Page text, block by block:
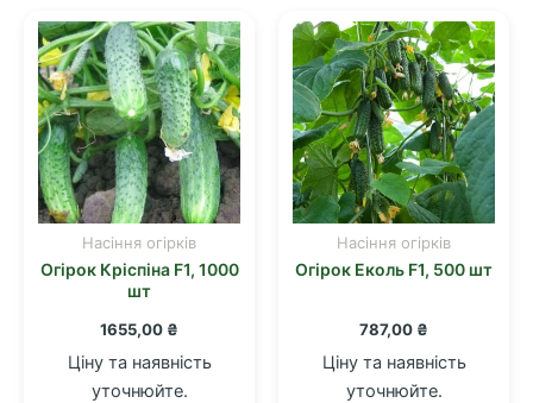
Насіння огірків
Огірок Кріспіна F1, 1000
шт
1655,00 ₴
Ціну та наявність
уточнюйте.
Насіння огірків
Огірок Еколь F1, 500 шт
787,00 ₴
Ціну та наявність
уточнюйте.